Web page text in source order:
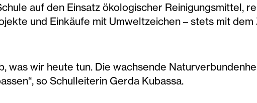
auf den Einsatz ökologischer Reinigungsmittel,
und Einkäufe mit Umweltzeichen – stets mit
was wir heute tun. Die wachsende
so Schulleiterin Gerda Kubassa.